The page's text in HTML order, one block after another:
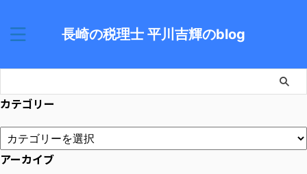
長崎の税理士 平川吉輝のblog
カテゴリー
アーカイブ